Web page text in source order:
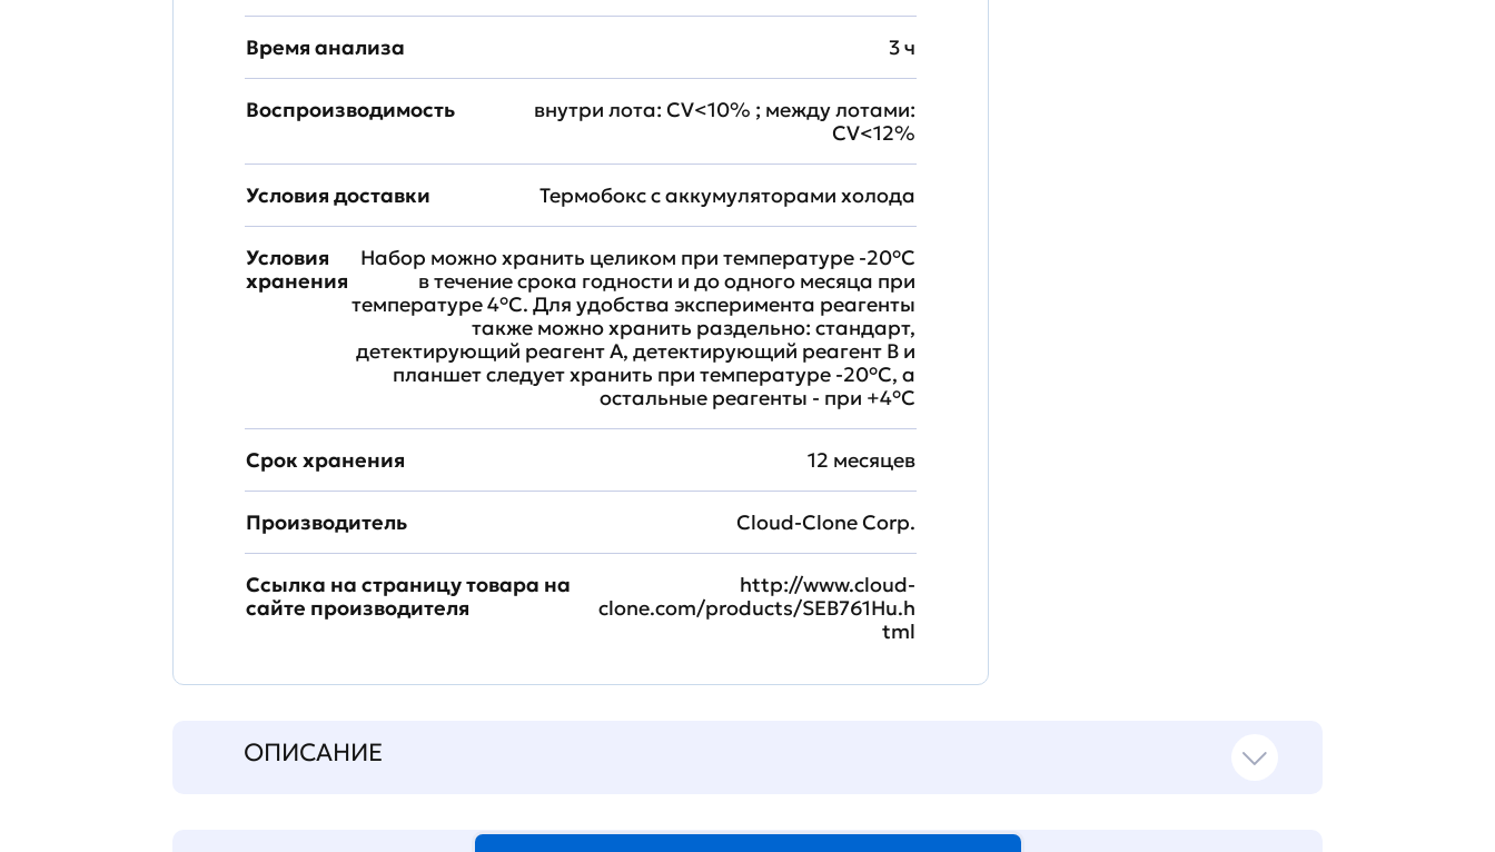
Время анализа 3 ч
Воспроизводимость
внутри лота: CV<10% ; между лотами:
CV<12%
Условия доставки Термобокс с аккумуляторами холода
Условия
хранения
Набор можно хранить целиком при температуре -20°C
в течение срока годности и до одного месяца при
температуре 4°C. Для удобства эксперимента реагенты
также можно хранить раздельно: стандарт,
детектирующий реагент A, детектирующий реагент B и
планшет следует хранить при температуре -20°C, а
остальные реагенты - при +4°С
Срок хранения 12 месяцев
Производитель Cloud-Clone Corp.
Ссылка на страницу товара на
сайте производителя
http://www.cloud-
clone.com/products/SEB761Hu.h
tml
ОПИСАНИЕ